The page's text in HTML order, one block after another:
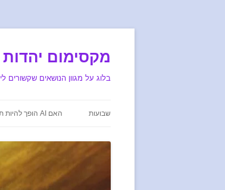
מקסימום יהדות
בלוג על מגוון הנושאים שקשורים
שבועות האם AI הופך להיות תלמיד חכם?